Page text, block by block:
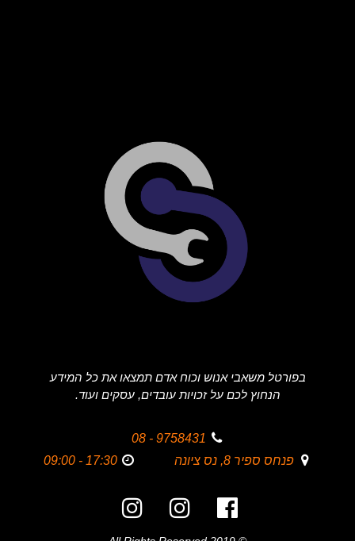
בפורטל משאבי אנוש וכוח אדם תמצאו את כל המידע
הנחוץ לכם על זכויות עובדים, עסקים ועוד.
9758431 - 08
פנחס ספיר 8, נס ציונה
17:30 - 09:00